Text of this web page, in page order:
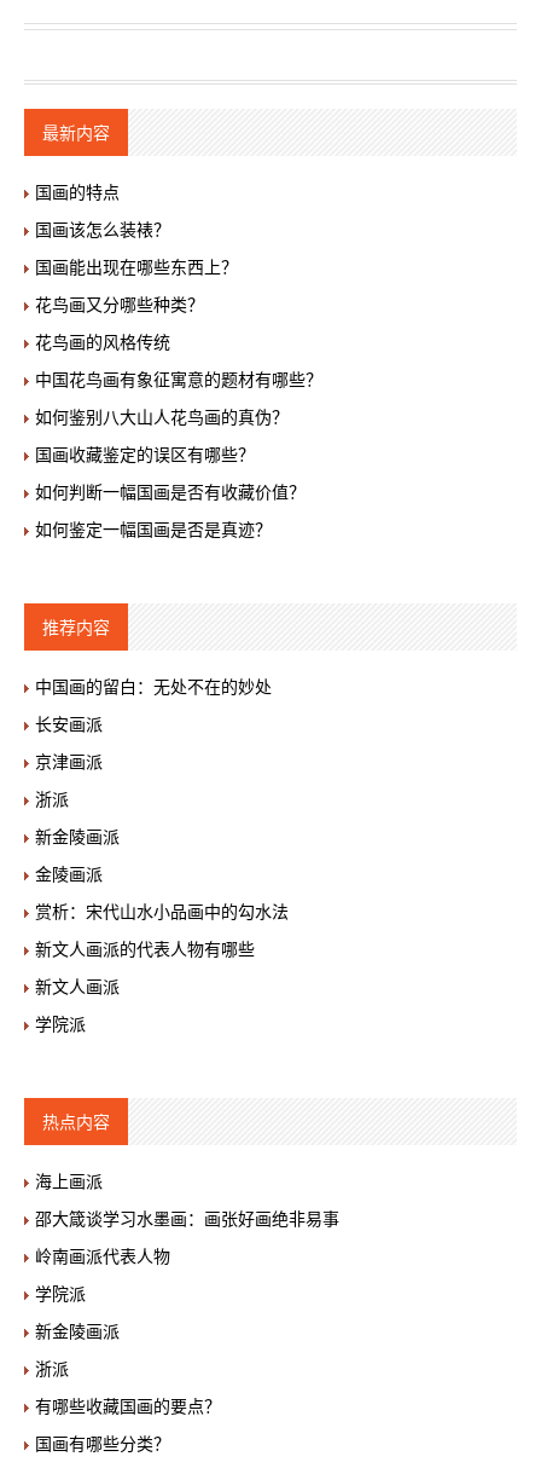
最新内容
国画的特点
国画该怎么装裱？
国画能出现在哪些东西上？
花鸟画又分哪些种类？
花鸟画的风格传统
中国花鸟画有象征寓意的题材有哪些？
如何鉴别八大山人花鸟画的真伪？
国画收藏鉴定的误区有哪些？
如何判断一幅国画是否有收藏价值？
如何鉴定一幅国画是否是真迹？
推荐内容
中国画的留白：无处不在的妙处
长安画派
京津画派
浙派
新金陵画派
金陵画派
赏析：宋代山水小品画中的勾水法
新文人画派的代表人物有哪些
新文人画派
学院派
热点内容
海上画派
邵大箴谈学习水墨画：画张好画绝非易事
岭南画派代表人物
学院派
新金陵画派
浙派
有哪些收藏国画的要点？
国画有哪些分类？